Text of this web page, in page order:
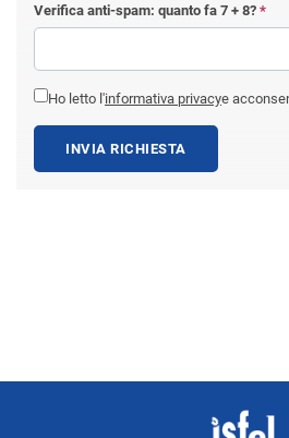
Verifica anti-spam: quanto fa 7 + 8? *
Ho letto l'informativa privacye
INVIA RICHIESTA